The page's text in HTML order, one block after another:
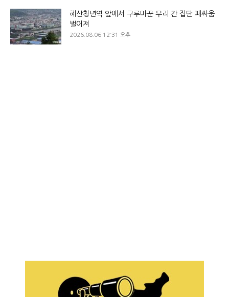
혜산청년역 앞에서 구루마꾼 무리 간 집단 패싸움
벌어져
2026.08.06 12:31 오후